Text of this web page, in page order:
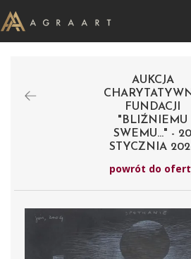
AUKCJA
FUNDACJI
"BLIŹNIEMU
SWEMU..." - 20
STYCZNIA
powrót do